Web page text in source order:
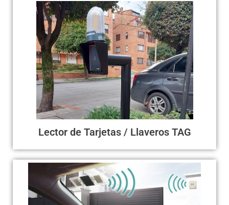
Lector de Tarjetas / Llaveros TAG
Huella / Tarjeta / Tiempo &
Asistencia
Los lectores de tarjeta y huella son dispositivos de
alto recorrido en el mercado, normalmente integran
la tarjeta en caso de contingencia o falla de la huella
dáctilar. Su uso es con contacto.La mayoría de
versiones funciona Stand-Alone, no requieren
controladoras.**
Antena UHF / TAG UHF